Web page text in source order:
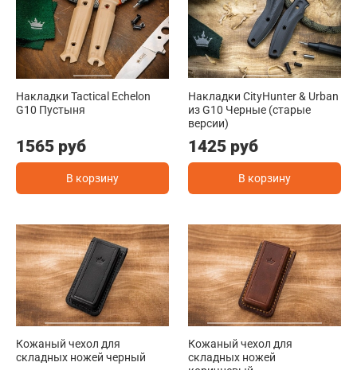
Накладки Tactical Echelon
G10 Пустыня
1565 руб
В корзину
Накладки CityHunter & Urban
из G10 Черные (старые
версии)
1425 руб
В корзину
Кожаный чехол для
складных ножей черный
Кожаный чехол для
складных ножей